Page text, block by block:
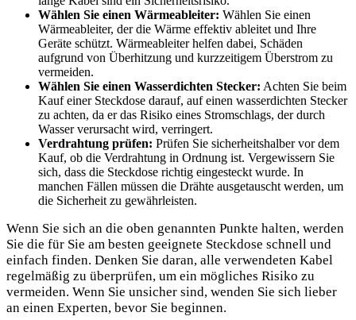
Wählen Sie einen Wärmeableiter: Wählen Sie einen
Wärmeableiter, der die Wärme effektiv ableitet und Ihre
Geräte schützt. Wärmeableiter helfen dabei, Schäden
aufgrund von Überhitzung und kurzzeitigem Überstrom zu
vermeiden.
Wählen Sie einen Wasserdichten Stecker: Achten Sie beim
Kauf einer Steckdose darauf, auf einen wasserdichten Stecker
zu achten, da er das Risiko eines Stromschlags, der durch
Wasser verursacht wird, verringert.
Verdrahtung prüfen: Prüfen Sie sicherheitshalber vor dem
Kauf, ob die Verdrahtung in Ordnung ist. Vergewissern Sie
sich, dass die Steckdose richtig eingesteckt wurde. In
manchen Fällen müssen die Drähte ausgetauscht werden, um
die Sicherheit zu gewährleisten.
Wenn Sie sich an die oben genannten Punkte halten, werden
Sie die für Sie am besten geeignete Steckdose schnell und
einfach finden. Denken Sie daran, alle verwendeten Kabel
regelmäßig zu überprüfen, um ein mögliches Risiko zu
vermeiden. Wenn Sie unsicher sind, wenden Sie sich lieber
an einen Experten, bevor Sie beginnen.